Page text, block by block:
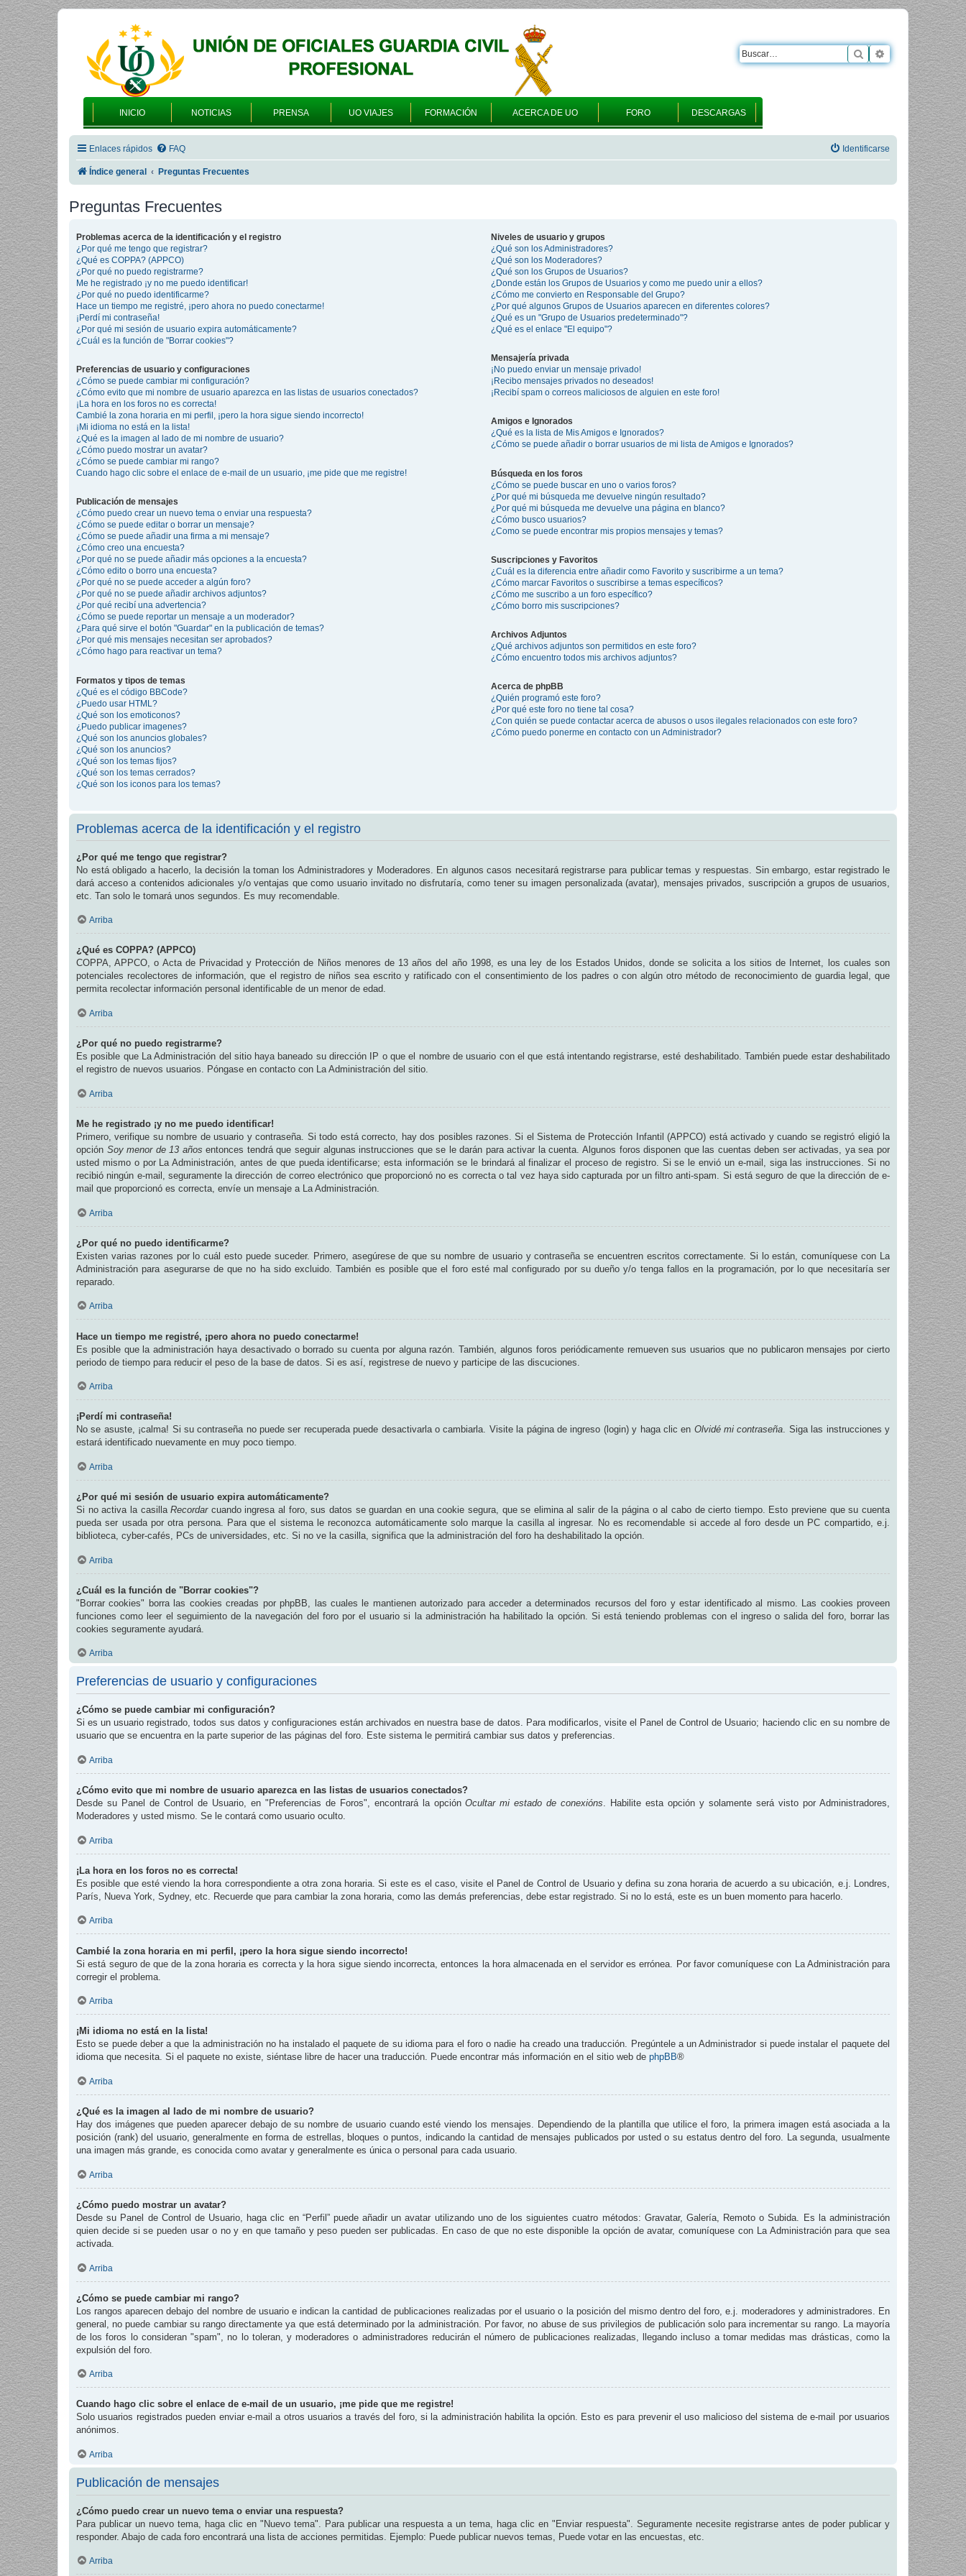
INICIO NOTICIAS PRENSA UO VIAJES FORMACIÓN ACERCA DE UO FORO DESCARGAS
Buscar Búsqueda
Enlaces rápidos FAQ Identificarse
Índice general Preguntas Frecuentes
Preguntas Frecuentes
Problemas acerca de la identificación y el registro
¿Por qué me tengo que registrar?
¿Qué es COPPA? (APPCO)
¿Por qué no puedo registrarme?
Me he registrado ¡y no me puedo identificar!
¿Por qué no puedo identificarme?
Hace un tiempo me registré, ¡pero ahora no puedo conectarme!
¡Perdí mi contraseña!
¿Por qué mi sesión de usuario expira automáticamente?
¿Cuál es la función de "Borrar cookies"?
Preferencias de usuario y configuraciones
¿Cómo se puede cambiar mi configuración?
¿Cómo evito que mi nombre de usuario aparezca en las listas de usuarios conectados?
¡La hora en los foros no es correcta!
Cambié la zona horaria en mi perfil, ¡pero la hora sigue siendo incorrecto!
¡Mi idioma no está en la lista!
¿Qué es la imagen al lado de mi nombre de usuario?
¿Cómo puedo mostrar un avatar?
¿Cómo se puede cambiar mi rango?
Cuando hago clic sobre el enlace de e-mail de un usuario, ¡me pide que me registre!
Publicación de mensajes
¿Cómo puedo crear un nuevo tema o enviar una respuesta?
¿Cómo se puede editar o borrar un mensaje?
¿Cómo se puede añadir una firma a mi mensaje?
¿Cómo creo una encuesta?
¿Por qué no se puede añadir más opciones a la encuesta?
¿Cómo edito o borro una encuesta?
¿Por qué no se puede acceder a algún foro?
¿Por qué no se puede añadir archivos adjuntos?
¿Por qué recibí una advertencia?
¿Cómo se puede reportar un mensaje a un moderador?
¿Para qué sirve el botón "Guardar" en la publicación de temas?
¿Por qué mis mensajes necesitan ser aprobados?
¿Cómo hago para reactivar un tema?
Formatos y tipos de temas
¿Qué es el código BBCode?
¿Puedo usar HTML?
¿Qué son los emoticonos?
¿Puedo publicar imagenes?
¿Qué son los anuncios globales?
¿Qué son los anuncios?
¿Qué son los temas fijos?
¿Qué son los temas cerrados?
¿Qué son los iconos para los temas?
Niveles de usuario y grupos
¿Qué son los Administradores?
¿Qué son los Moderadores?
¿Qué son los Grupos de Usuarios?
¿Donde están los Grupos de Usuarios y como me puedo unir a ellos?
¿Cómo me convierto en Responsable del Grupo?
¿Por qué algunos Grupos de Usuarios aparecen en diferentes colores?
¿Qué es un "Grupo de Usuarios predeterminado"?
¿Qué es el enlace "El equipo"?
Mensajería privada
¡No puedo enviar un mensaje privado!
¡Recibo mensajes privados no deseados!
¡Recibí spam o correos maliciosos de alguien en este foro!
Amigos e Ignorados
¿Qué es la lista de Mis Amigos e Ignorados?
¿Cómo se puede añadir o borrar usuarios de mi lista de Amigos e Ignorados?
Búsqueda en los foros
¿Cómo se puede buscar en uno o varios foros?
¿Por qué mi búsqueda me devuelve ningún resultado?
¿Por qué mi búsqueda me devuelve una página en blanco?
¿Cómo busco usuarios?
¿Como se puede encontrar mis propios mensajes y temas?
Suscripciones y Favoritos
¿Cuál es la diferencia entre añadir como Favorito y suscribirme a un tema?
¿Cómo marcar Favoritos o suscribirse a temas específicos?
¿Cómo me suscribo a un foro específico?
¿Cómo borro mis suscripciones?
Archivos Adjuntos
¿Qué archivos adjuntos son permitidos en este foro?
¿Cómo encuentro todos mis archivos adjuntos?
Acerca de phpBB
¿Quién programó este foro?
¿Por qué este foro no tiene tal cosa?
¿Con quién se puede contactar acerca de abusos o usos ilegales relacionados con este foro?
¿Cómo puedo ponerme en contacto con un Administrador?
Problemas acerca de la identificación y el registro
¿Por qué me tengo que registrar?
No está obligado a hacerlo, la decisión la toman los Administradores y Moderadores. En algunos casos necesitará registrarse para publicar temas y respuestas. Sin embargo, estar registrado le
dará acceso a contenidos adicionales y/o ventajas que como usuario invitado no disfrutaría, como tener su imagen personalizada (avatar), mensajes privados, suscripción a grupos de usuarios,
etc. Tan solo le tomará unos segundos. Es muy recomendable.
Arriba
¿Qué es COPPA? (APPCO)
COPPA, APPCO, o Acta de Privacidad y Protección de Niños menores de 13 años del año 1998, es una ley de los Estados Unidos, donde se solicita a los sitios de Internet, los cuales son
potenciales recolectores de información, que el registro de niños sea escrito y ratificado con el consentimiento de los padres o con algún otro método de reconocimiento de guardia legal, que
permita recolectar información personal identificable de un menor de edad.
Arriba
¿Por qué no puedo registrarme?
Es posible que La Administración del sitio haya baneado su dirección IP o que el nombre de usuario con el que está intentando registrarse, esté deshabilitado. También puede estar deshabilitado
el registro de nuevos usuarios. Póngase en contacto con La Administración del sitio.
Arriba
Me he registrado ¡y no me puedo identificar!
Primero, verifique su nombre de usuario y contraseña. Si todo está correcto, hay dos posibles razones. Si el Sistema de Protección Infantil (APPCO) está activado y cuando se registró eligió la
opción Soy menor de 13 años entonces tendrá que seguir algunas instrucciones que se le darán para activar la cuenta. Algunos foros disponen que las cuentas deben ser activadas, ya sea por
usted mismo o por La Administración, antes de que pueda identificarse; esta información se le brindará al finalizar el proceso de registro. Si se le envió un e-mail, siga las instrucciones. Si no
recibió ningún e-mail, seguramente la dirección de correo electrónico que proporcionó no es correcta o tal vez haya sido capturada por un filtro anti-spam. Si está seguro de que la dirección de e-
mail que proporcionó es correcta, envíe un mensaje a La Administración.
Arriba
¿Por qué no puedo identificarme?
Existen varias razones por lo cuál esto puede suceder. Primero, asegúrese de que su nombre de usuario y contraseña se encuentren escritos correctamente. Si lo están, comuníquese con La
Administración para asegurarse de que no ha sido excluido. También es posible que el foro esté mal configurado por su dueño y/o tenga fallos en la programación, por lo que necesitaría ser
reparado.
Arriba
Hace un tiempo me registré, ¡pero ahora no puedo conectarme!
Es posible que la administración haya desactivado o borrado su cuenta por alguna razón. También, algunos foros periódicamente remueven sus usuarios que no publicaron mensajes por cierto
periodo de tiempo para reducir el peso de la base de datos. Si es así, registrese de nuevo y participe de las discuciones.
Arriba
¡Perdí mi contraseña!
No se asuste, ¡calma! Si su contraseña no puede ser recuperada puede desactivarla o cambiarla. Visite la página de ingreso (login) y haga clic en Olvidé mi contraseña. Siga las instrucciones y
estará identificado nuevamente en muy poco tiempo.
Arriba
¿Por qué mi sesión de usuario expira automáticamente?
Si no activa la casillaRecordarcuando ingresa al foro, sus datos se guardan en una cookie segura, que se elimina al salir de la página o al cabo de cierto tiempo. Esto previene que su cuenta
pueda ser usada por otra persona. Para que el sistema le reconozca automáticamente solo marque la casilla al ingresar. No es recomendable si accede al foro desde un PC compartido, e.j.
biblioteca, cyber-cafés, PCs de universidades, etc. Si no ve la casilla, significa que la administración del foro ha deshabilitado la opción.
Arriba
¿Cuál es la función de "Borrar cookies"?
"Borrar cookies" borra las cookies creadas por phpBB, las cuales le mantienen autorizado para acceder a determinados recursos del foro y estar identificado al mismo. Las cookies proveen
funciones como leer el seguimiento de la navegación del foro por el usuario si la administración ha habilitado la opción. Si está teniendo problemas con el ingreso o salida del foro, borrar las
cookies seguramente ayudará.
Arriba
Preferencias de usuario y configuraciones
¿Cómo se puede cambiar mi configuración?
Si es un usuario registrado, todos sus datos y configuraciones están archivados en nuestra base de datos. Para modificarlos, visite el Panel de Control de Usuario; haciendo clic en su nombre de
usuario que se encuentra en la parte superior de las páginas del foro. Este sistema le permitirá cambiar sus datos y preferencias.
Arriba
¿Cómo evito que mi nombre de usuario aparezca en las listas de usuarios conectados?
Desde su Panel de Control de Usuario, en "Preferencias de Foros", encontrará la opciónOcultar mi estado de conexións. Habilite esta opción y solamente será visto por Administradores,
Moderadores y usted mismo. Se le contará como usuario oculto.
Arriba
¡La hora en los foros no es correcta!
Es posible que esté viendo la hora correspondiente a otra zona horaria. Si este es el caso, visite el Panel de Control de Usuario y defina su zona horaria de acuerdo a su ubicación, e.j. Londres,
París, Nueva York, Sydney, etc. Recuerde que para cambiar la zona horaria, como las demás preferencias, debe estar registrado. Si no lo está, este es un buen momento para hacerlo.
Arriba
Cambié la zona horaria en mi perfil, ¡pero la hora sigue siendo incorrecto!
Si está seguro de que de la zona horaria es correcta y la hora sigue siendo incorrecta, entonces la hora almacenada en el servidor es errónea. Por favor comuníquese con La Administración para
corregir el problema.
Arriba
¡Mi idioma no está en la lista!
Esto se puede deber a que la administración no ha instalado el paquete de su idioma para el foro o nadie ha creado una traducción. Pregúntele a un Administrador si puede instalar el paquete del
idioma que necesita. Si el paquete no existe, siéntase libre de hacer una traducción. Puede encontrar más información en el sitio web de phpBB®
Arriba
¿Qué es la imagen al lado de mi nombre de usuario?
Hay dos imágenes que pueden aparecer debajo de su nombre de usuario cuando esté viendo los mensajes. Dependiendo de la plantilla que utilice el foro, la primera imagen está asociada a la
posición (rank) del usuario, generalmente en forma de estrellas, bloques o puntos, indicando la cantidad de mensajes publicados por usted o su estatus dentro del foro. La segunda, usualmente
una imagen más grande, es conocida como avatar y generalmente es única o personal para cada usuario.
Arriba
¿Cómo puedo mostrar un avatar?
Desde su Panel de Control de Usuario, haga clic en “Perfil” puede añadir un avatar utilizando uno de los siguientes cuatro métodos: Gravatar, Galería, Remoto o Subida. Es la administración
quien decide si se pueden usar o no y en que tamaño y peso pueden ser publicadas. En caso de que no este disponible la opción de avatar, comuníquese con La Administración para que sea
activada.
Arriba
¿Cómo se puede cambiar mi rango?
Los rangos aparecen debajo del nombre de usuario e indican la cantidad de publicaciones realizadas por el usuario o la posición del mismo dentro del foro, e.j. moderadores y administradores. En
general, no puede cambiar su rango directamente ya que está determinado por la administración. Por favor, no abuse de sus privilegios de publicación solo para incrementar su rango. La mayoría
de los foros lo consideran "spam", no lo toleran, y moderadores o administradores reducirán el número de publicaciones realizadas, llegando incluso a tomar medidas mas drásticas, como la
expulsión del foro.
Arriba
Cuando hago clic sobre el enlace de e-mail de un usuario, ¡me pide que me registre!
Solo usuarios registrados pueden enviar e-mail a otros usuarios a través del foro, si la administración habilita la opción. Esto es para prevenir el uso malicioso del sistema de e-mail por usuarios
anónimos.
Arriba
Publicación de mensajes
¿Cómo puedo crear un nuevo tema o enviar una respuesta?
Para publicar un nuevo tema, haga clic en "Nuevo tema". Para publicar una respuesta a un tema, haga clic en "Enviar respuesta". Seguramente necesite registrarse antes de poder publicar y
responder. Abajo de cada foro encontrará una lista de acciones permitidas. Ejemplo: Puede publicar nuevos temas, Puede votar en las encuestas, etc.
Arriba